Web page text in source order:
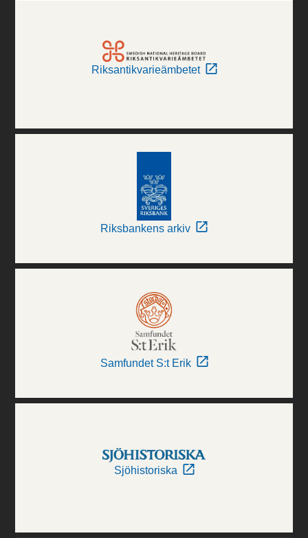
Riksantikvarieämbetet
Riksbankens arkiv
Samfundet S:t Erik
Sjöhistoriska